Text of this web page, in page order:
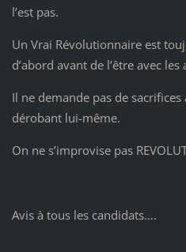
l’est pas.
Un Vrai Révolutionnaire est
d’abord avant de l’être avec
Il ne demande pas de
dérobant lui-même.
On ne s’improvise pas
Avis à tous les candidats….